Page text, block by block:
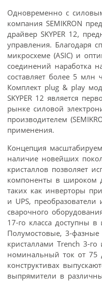
Одновременно с
компания SEMIKRON
драйвер SKYPER 12,
управления. Благодаря
микросхеме (ASIC) и
соединений наработка
составляет более 5 млн
Комплект plug & play
SKYPER 12 является
рынке силовой
производителем
применения.
Концепция
наличие новейших
кристаллов позволяет
компоненты в широком
таких как инверторы
и UPS,
сварочного
17-го класса доступны в
Полумостовые, 3-
кристаллами Trench 3-
номинальный ток от 75
конструктивах
выпрямители в